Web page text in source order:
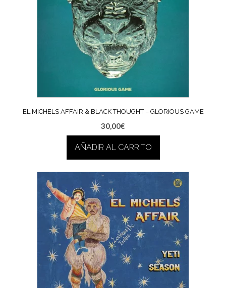
EL MICHELS AFFAIR & BLACK THOUGHT – GLORIOUS GAME
30,00€
AÑADIR AL CARRITO